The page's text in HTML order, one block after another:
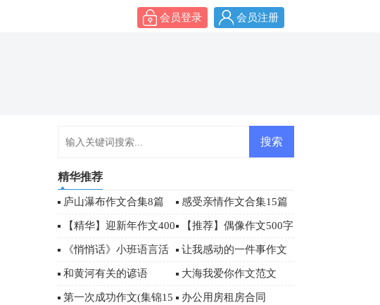
会员登录 会员注册
精华推荐
庐山瀑布作文合集8篇 感受亲情作文合集15篇
【精华】迎新年作文400
字9篇
【推荐】偶像作文500字
合集八篇
《悄悄话》小班语言活
动教案
让我感动的一件事作文
400字
和黄河有关的谚语 大海我爱你作文范文
第一次成功作文(集锦15 办公用房租房合同